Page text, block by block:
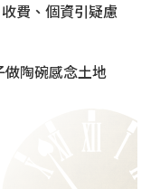
費、個資引疑慮
做陶碗感念土地